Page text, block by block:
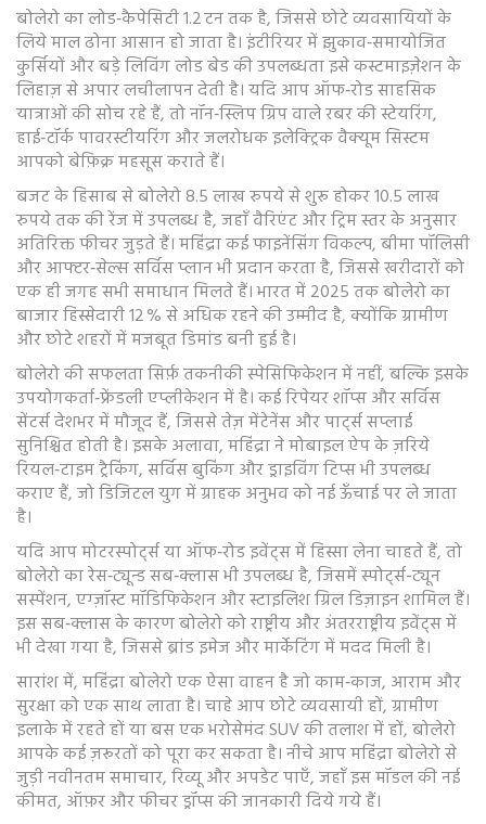
बोलेरो का लोड‑कैपेसिटी 1.2 टन तक है, जिससे छोटे व्यवसायियों के
लिये माल ढोना आसान हो जाता है। इंटीरियर में झुकाव‑समायोजित
कुर्सियों और बड़े लिविंग लोड बेड की उपलब्धता इसे कस्टमाइज़ेशन के
लिहाज़ से अपार लचीलापन देती है। यदि आप ऑफ‑रोड साहसिक
यात्राओं की सोच रहे हैं, तो नॉन‑स्लिप ग्रिप वाले रबर की स्टेयरिंग,
हाई‑टॉर्क पावरस्टीयरिंग और जलरोधक इलेक्ट्रिक वैक्यूम सिस्टम
आपको बेफ़िक्र महसूस कराते हैं।
बजट के हिसाब से बोलेरो 8.5 लाख रुपये से शुरू होकर 10.5 लाख
रुपये तक की रेंज में उपलब्ध है, जहाँ वैरिएंट और ट्रिम स्तर के अनुसार
अतिरिक्त फीचर जुड़ते हैं। महिंद्रा कई फाइनेंसिंग विकल्प, बीमा पॉलिसी
और आफ्टर‑सेल्स सर्विस प्लान भी प्रदान करता है, जिससे खरीदारों को
एक ही जगह सभी समाधान मिलते हैं। भारत में 2025 तक बोलेरो का
बाजार हिस्सेदारी 12 % से अधिक रहने की उम्मीद है, क्योंकि ग्रामीण
और छोटे शहरों में मजबूत डिमांड बनी हुई है।
बोलेरो की सफलता सिर्फ़ तकनीकी स्पेसिफिकेशन में नहीं, बल्कि इसके
उपयोगकर्ता‑फ्रेंडली एप्लीकेशन में है। कई रिपेयर शॉप्स और सर्विस
सेंटर्स देशभर में मौजूद हैं, जिससे तेज़ मेंटेनेंस और पार्ट्स सप्लाई
सुनिश्चित होती है। इसके अलावा, महिंद्रा ने मोबाइल ऐप के ज़रिये
रियल‑टाइम ट्रैकिंग, सर्विस बुकिंग और ड्राइविंग टिप्स भी उपलब्ध
कराए हैं, जो डिजिटल युग में ग्राहक अनुभव को नई ऊँचाई पर ले जाता
है।
यदि आप मोटरस्पोर्ट्स या ऑफ‑रोड इवेंट्स में हिस्सा लेना चाहते हैं, तो
बोलेरो का रेस‑ट्यून्ड सब‑क्लास भी उपलब्ध है, जिसमें स्पोर्ट्स-ट्यून
सस्पेंशन, एग्ज़ॉस्ट मॉडिफिकेशन और स्टाइलिश ग्रिल डिज़ाइन शामिल हैं।
इस सब‑क्लास के कारण बोलेरो को राष्ट्रीय और अंतरराष्ट्रीय इवेंट्स में
भी देखा गया है, जिससे ब्रांड इमेज और मार्केटिंग में मदद मिली है।
सारांश में, महिंद्रा बोलेरो एक ऐसा वाहन है जो काम‑काज, आराम और
सुरक्षा को एक साथ लाता है। चाहे आप छोटे व्यवसायी हों, ग्रामीण
इलाके में रहते हों या बस एक भरोसेमंद SUV की तलाश में हों, बोलेरो
आपके कई ज़रूरतों को पूरा कर सकता है। नीचे आप महिंद्रा बोलेरो से
जुड़ी नवीनतम समाचार, रिव्यू और अपडेट पाएँ, जहाँ इस मॉडल की नई
कीमत, ऑफ़र और फीचर ड्रॉप्स की जानकारी दिये गये हैं।